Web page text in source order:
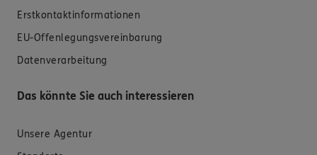
Erstkontaktinformationen
EU-Offenlegungsvereinbarung
Datenverarbeitung
Das könnte Sie auch interessieren
Unsere Agentur